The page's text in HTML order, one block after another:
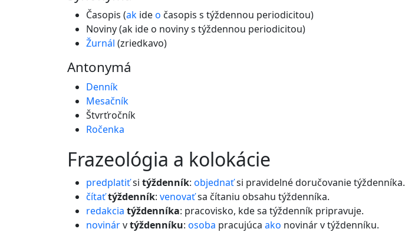
Časopis (ak ideo časopis s týždennou periodicitou)
Noviny (ak ide o noviny s týždennou periodicitou)
Žurnál (zriedkavo)
Antonymá
Denník
Mesačník
Štvrťročník
Ročenka
frazeológia a kolokácie
predplatiťsi týždenník: objednaťsi pravidelné doručovanie týždenníka.
čítaťtýždenník: venovaťsa čítaniu obsahu týždenníka.
redakcia týždenníka: pracovisko, kde sa týždenník pripravuje.
novinárvtýždenníku: osoba pracujúca ako novinár v týždenníku.